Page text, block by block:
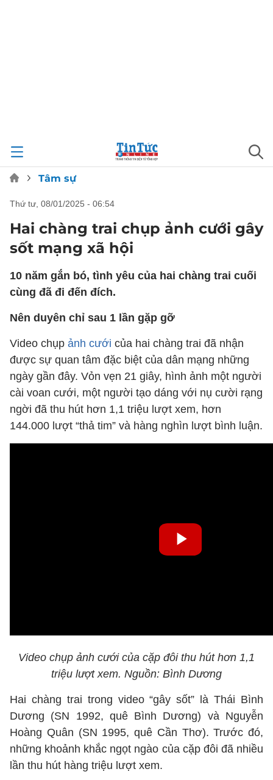
Tâm sự
thứ tư, 08/01/2025 - 06:54
Hai chàng trai chụp ảnh cưới gây
sốt mạng xã hội
10 năm gắn bó, tình yêu của hai chàng trai cuối
cùng đã đi đến đích.
Nên duyên chỉ sau 1 lần gặp gỡ
Video chụp ảnh cưới của hai chàng trai đã nhận
được sự quan tâm đặc biệt của dân mạng những
ngày gần đây. Vỏn vẹn 21 giây, hình ảnh một người
cài voan cưới, một người tạo dáng với nụ cười rạng
ngời đã thu hút hơn 1,1 triệu lượt xem, hơn
144.000 lượt “thả tim” và hàng nghìn lượt bình luận.
Video chụp ảnh cưới của cặp đôi thu hút hơn 1,1
triệu lượt xem. Nguồn: Bình Dương
Hai chàng trai trong video “gây sốt” là Thái Bình
Dương (SN 1992, quê Bình Dương) và Nguyễn
Hoàng Quân (SN 1995, quê Cần Thơ). Trước đó,
những khoảnh khắc ngọt ngào của cặp đôi đã nhiều
lần thu hút hàng triệu lượt xem.